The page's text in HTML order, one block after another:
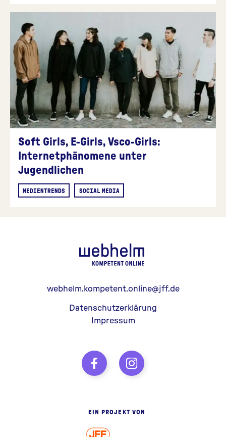
Soft Girls, E-Girls, Vsco-Girls:
Internetphänomene unter
Jugendlichen
MEDIENTRENDS SOCIAL MEDIA
webhelm.kompetent.online@jff.de
Datenschutzerklärung
Impressum
EIN PROJEKT VON